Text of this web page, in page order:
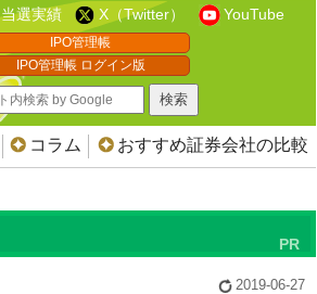
当選実績 X（Twitter） YouTube
IPO管理帳
IPO管理帳 ログイン版
コラム おすすめ証券会社の比較
2019-06-27